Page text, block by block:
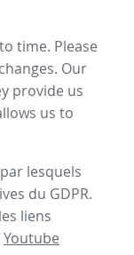
time. Please
Our
provide us
us to
lesquels
du GDPR.
liens
Youtube